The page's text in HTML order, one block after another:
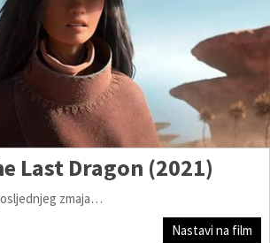
Last Dragon (2021)
zmaja…
Nastavi na film